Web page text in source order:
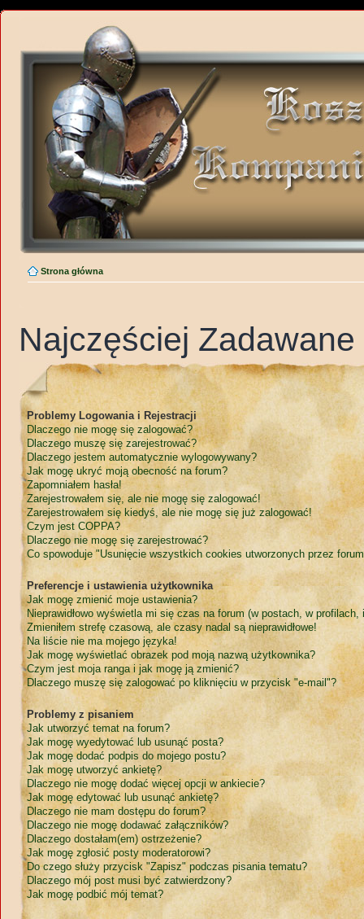
Strona główna
Najczęściej
Problemy Logowania i Rejestracji
Dlaczego nie mogę się zalogować?
Dlaczego muszę się zarejestrować?
Dlaczego jestem automatycznie wylogowywany?
Jak mogę ukryć moją obecność na forum?
Zapomniałem hasła!
Zarejestrowałem się, ale nie mogę się zalogować!
Zarejestrowałem się kiedyś, ale nie mogę się już zalogować!
Czym jest COPPA?
Dlaczego nie mogę się zarejestrować?
Co spowoduje "Usunięcie wszystkich cookies utworzonych przez
Preferencje i ustawienia użytkownika
Jak mogę zmienić moje ustawienia?
Nieprawidłowo wyświetla mi się czas na forum (w postach, w profilach,
Zmieniłem strefę czasową, ale czasy nadal są nieprawidłowe!
Na liście nie ma mojego języka!
Jak mogę wyświetlać obrazek pod moją nazwą użytkownika?
Czym jest moja ranga i jak mogę ją zmienić?
Dlaczego muszę się zalogować po kliknięciu w przycisk "e-mail"?
Problemy z pisaniem
Jak utworzyć temat na forum?
Jak mogę wyedytować lub usunąć posta?
Jak mogę dodać podpis do mojego postu?
Jak mogę utworzyć ankietę?
Dlaczego nie mogę dodać więcej opcji w ankiecie?
Jak mogę edytować lub usunąć ankietę?
Dlaczego nie mam dostępu do forum?
Dlaczego nie mogę dodawać załączników?
Dlaczego dostałam(em) ostrzeżenie?
Jak mogę zgłosić posty moderatorowi?
Do czego służy przycisk "Zapisz" podczas pisania tematu?
Dlaczego mój post musi być zatwierdzony?
Jak mogę podbić mój temat?